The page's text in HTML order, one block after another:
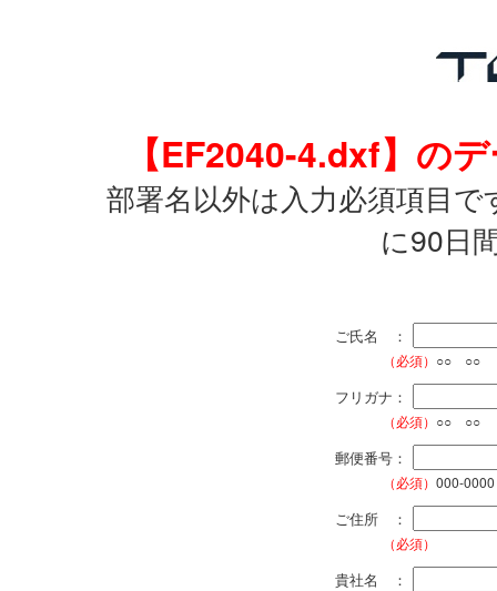
【EF2040-4.dxf】の
部署名以外は入力必須項目
に90日
ご氏名 ：
（必須） ○○ ○○
フリガナ：
（必須） ○○ ○○
郵便番号：
（必須） 000-0000
ご住所 ：
（必須）
貴社名 ：